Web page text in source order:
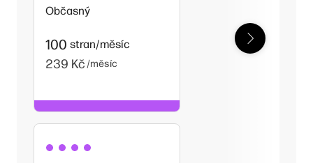
Občasný
100 stran/měsíc
239 Kč /měsíc